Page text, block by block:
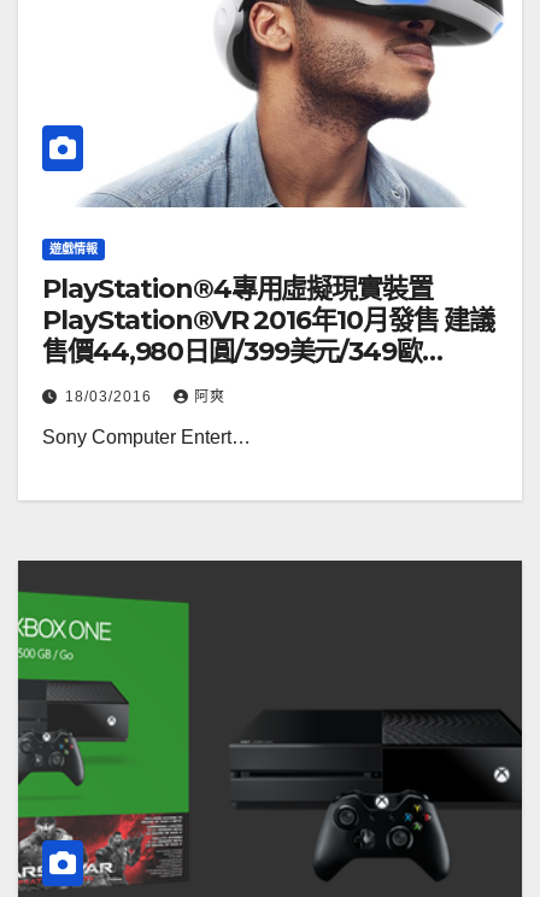
遊戲情報
PlayStation®4專用虛擬現實裝置
PlayStation®VR 2016年10月發售 建議
售價44,980日圓/399美元/349歐
元/349英鎊
18/03/2016 阿爽
Sony Computer Entert…